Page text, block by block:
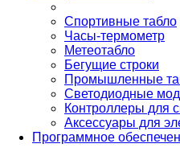
Спортивные табло
Часы-термометр
Метеотабло
Бегущие строки
Промышленные
Светодиодные
Контроллеры для
Аксессуары для
Программное